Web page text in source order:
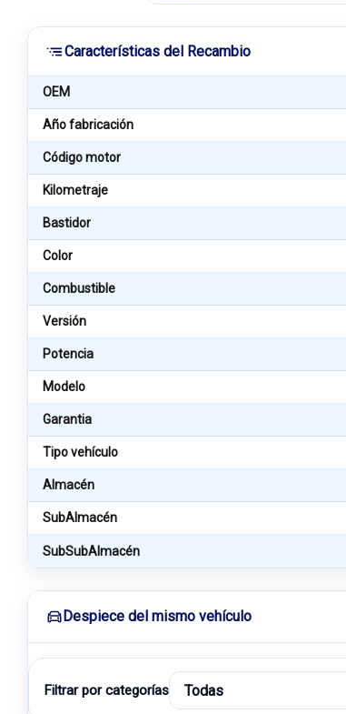
Características del Recambio
OEM
Año fabricación
Código motor
Kilometraje
Bastidor
Color
Combustible
Versión
Potencia
Modelo
Garantia
Tipo vehículo
Almacén
SubAlmacén
SubSubAlmacén
Despiece del mismo vehículo
Filtrar por categorías